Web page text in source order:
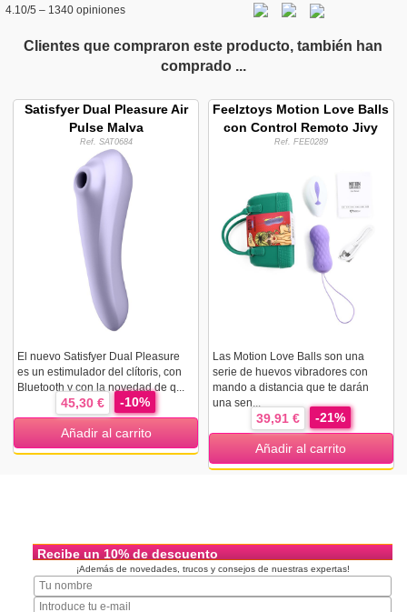
4.10/5 – 1340 opiniones
Clientes que compraron este producto, también han
comprado ...
Satisfyer Dual Pleasure Air
Pulse Malva
Ref. SAT0684
El nuevo Satisfyer Dual Pleasure
es un estimulador del clítoris, con
Bluetooth y con la novedad de q...
45,30 € -10%
Añadir al carrito
Feelztoys Motion Love Balls
con Control Remoto Jivy
Ref. FEE0289
Las Motion Love Balls son una
serie de huevos vibradores con
mando a distancia que te darán
una sen...
39,91 € -21%
Añadir al carrito
Recibe un 10% de descuento
¡Además de novedades, trucos y consejos de nuestras expertas!